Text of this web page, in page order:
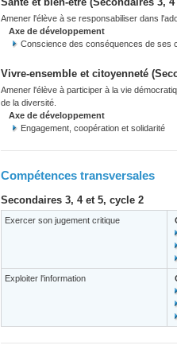
Amener l'élève à se responsabiliser dans
Axe de développement
Conscience des conséquences de ses
Vivre-ensemble et citoyenneté
Amener l'élève à participer à la vie
de la diversité.
Axe de développement
Engagement, coopération et solidarité
Compétences transversales
Secondaires 3, 4 et 5, cycle 2
Exercer son jugement critique
Exploiter l'information